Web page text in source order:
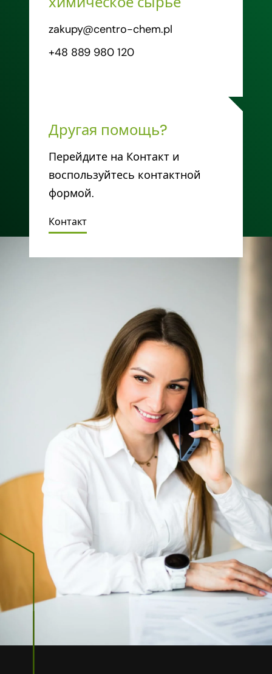
zakupy@centro-chem.pl
+48 889 980 120
Другая помощь?
Перейдите на Контакт и
воспользуйтесь контактной
формой.
Контакт